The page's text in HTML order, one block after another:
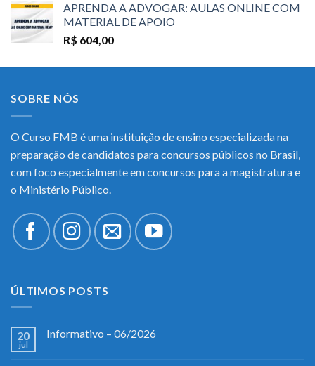
APRENDA A ADVOGAR: AULAS ONLINE COM
MATERIAL DE APOIO
R$ 604,00
SOBRE NÓS
O Curso FMB é uma instituição de ensino especializada na
preparação de candidatos para concursos públicos no Brasil,
com foco especialmente em concursos para a magistratura e
o Ministério Público.
ÚLTIMOS POSTS
20
jul
Informativo – 06/2026